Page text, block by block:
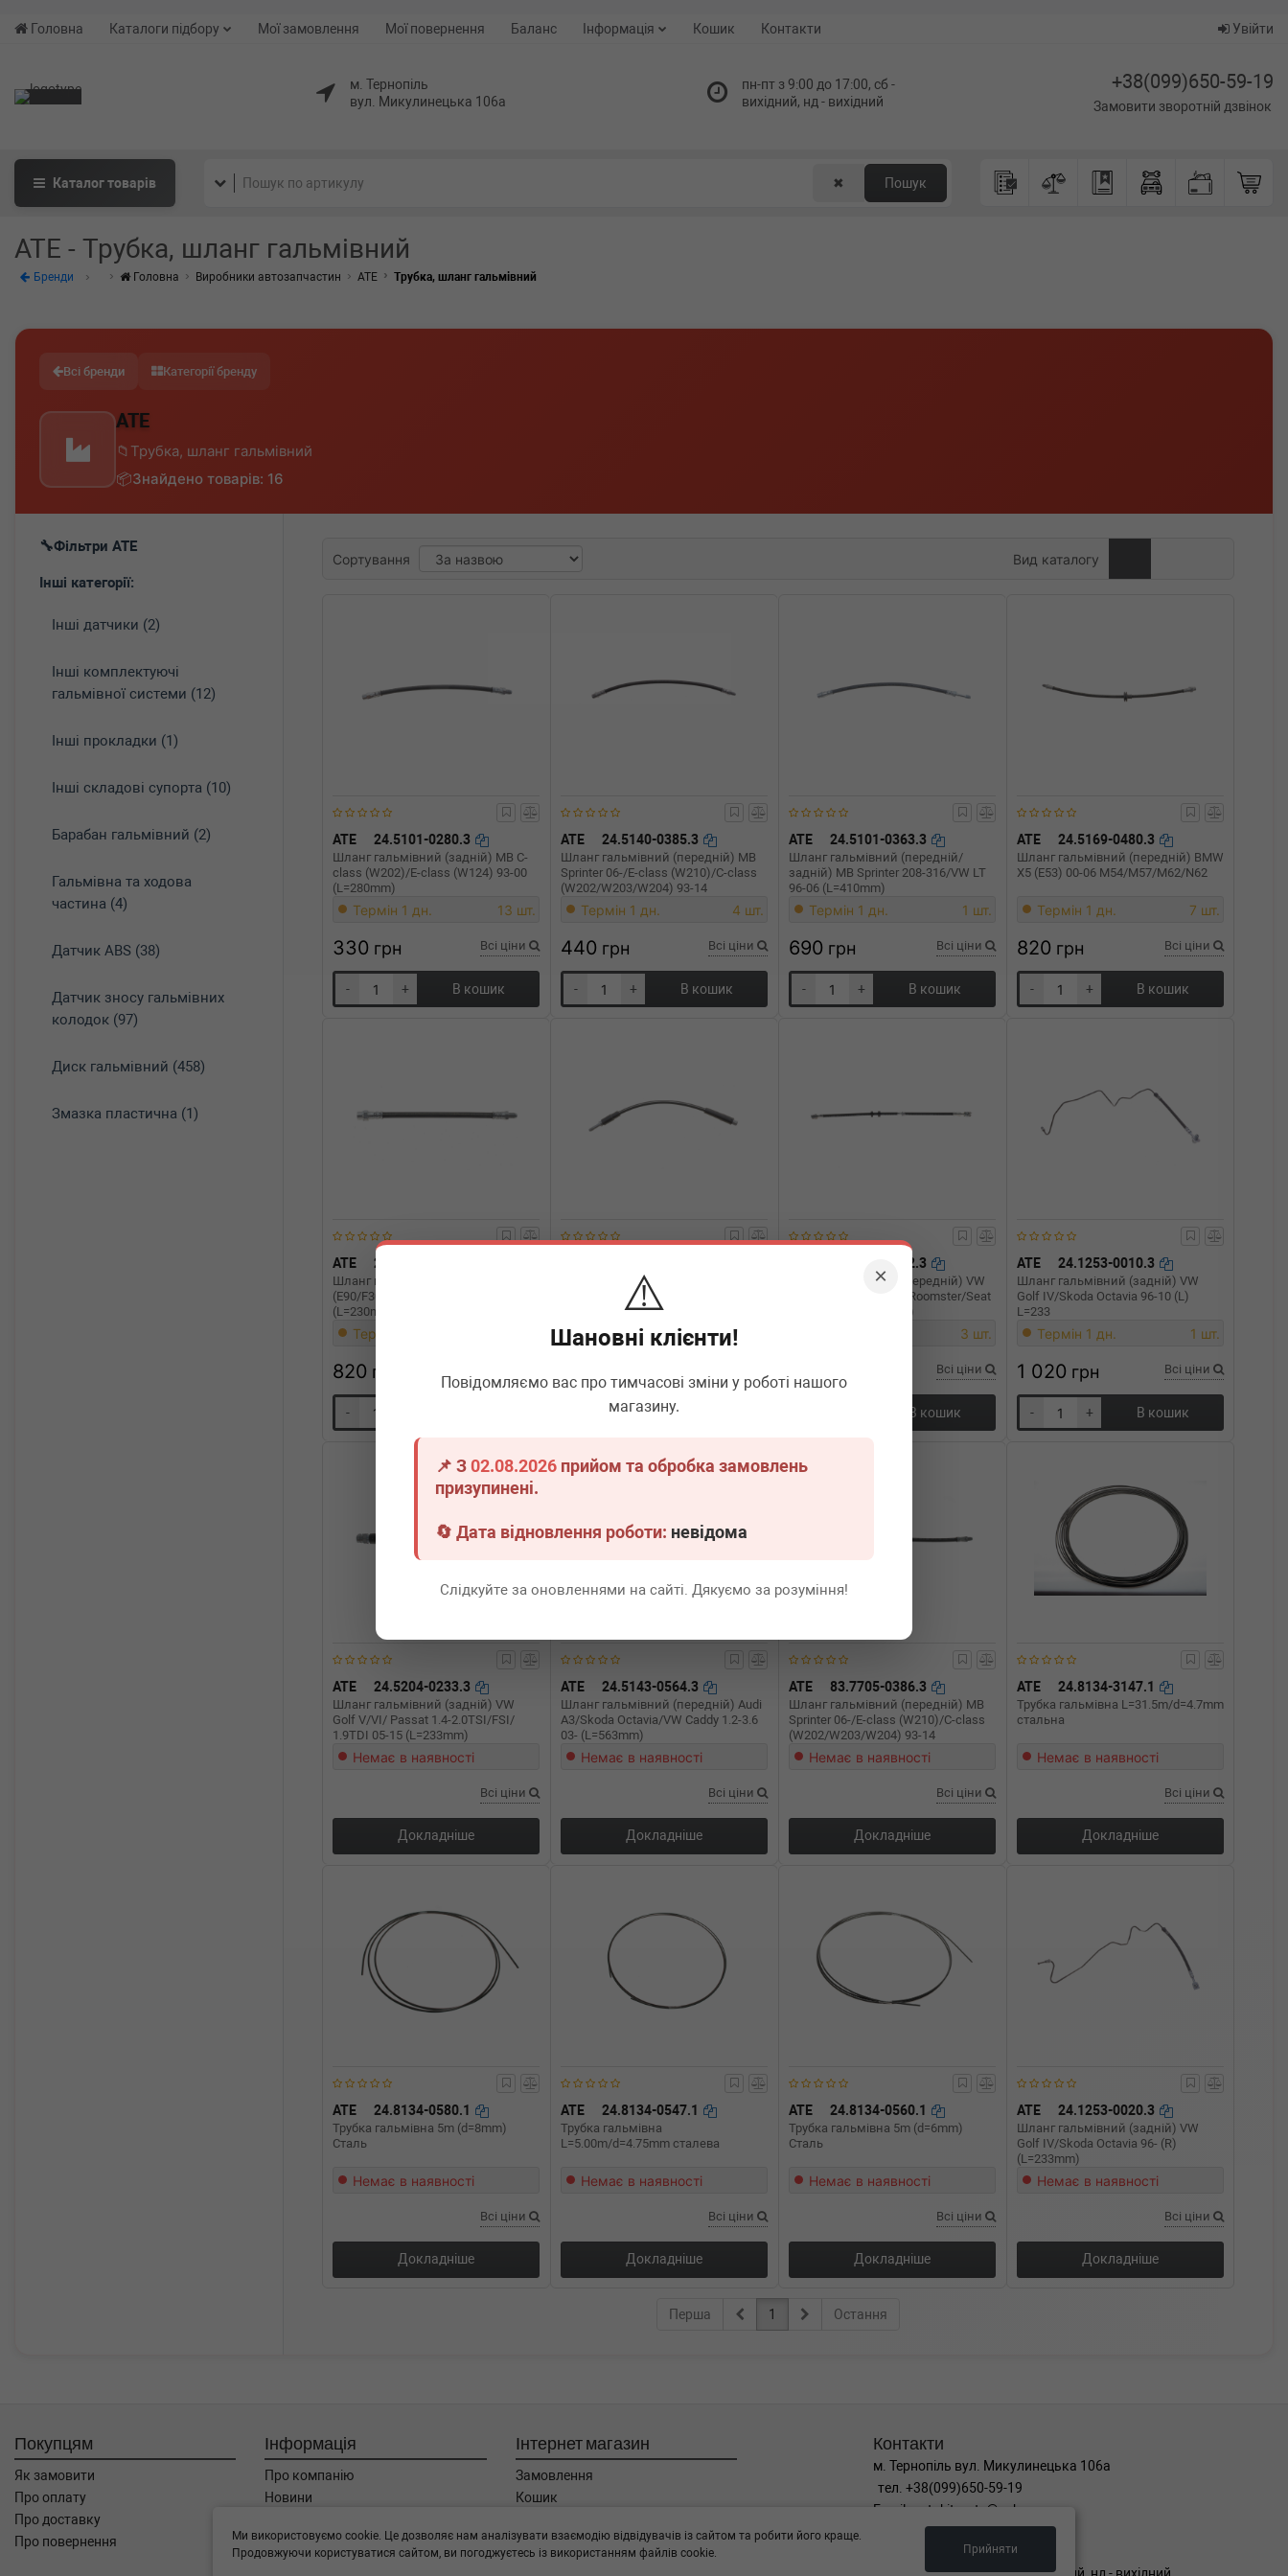
×
⚠️
Шановні клієнти!
Повідомляємо вас про тимчасові зміни у роботі нашого
магазину.
📌 З02.08.2026 прийом та обробка замовлень
призупинені.
🔄 Дата відновлення роботи: невідома
Слідкуйте за оновленнями на сайті. Дякуємо за розуміння!
Головна Каталоги підбору Мої замовлення Мої повернення Баланс Інформація Кошик Контакти Увійти
м. Тернопіль
вул. Микулинецька 106а
пн-пт з 9:00 до 17:00, сб -
вихідний, нд - вихідний
+38(099)650-59-19
Замовити зворотній дзвінок
Каталогтоварів ✖ Пошук
ATE - Трубка, шланг гальмівний
Бренди Головна Виробники автозапчастин ATE Трубка, шланг гальмівний
Всі бренди Категорії бренду
ATE
Трубка, шланг гальмівний
Знайдено товарів: 16
Фільтри ATE
Інші категорії:
Інші датчики (2)
Інші комплектуючі
гальмівної системи (12)
Інші прокладки (1)
Інші складові супорта (10)
Барабан гальмівний (2)
Гальмівна та ходова
частина (4)
Датчик ABS (38)
Датчик зносу гальмівних
колодок (97)
Диск гальмівний (458)
Змазка пластична (1)
Сортування Вид каталогу
ATE 24.5101-0280.3
Шланг гальмівний (задній) MB C-
class (W202)/E-class (W124) 93-00
(L=280mm)
Термін 1 дн. 13 шт.
330 грн Всі ціни
- + В кошик
ATE 24.5140-0385.3
Шланг гальмівний (передній) MB
Sprinter 06-/E-class (W210)/C-class
(W202/W203/W204) 93-14
(L=385mm)
Термін 1 дн. 4 шт.
440 грн Всі ціни
- + В кошик
ATE 24.5101-0363.3
Шланг гальмівний (передній/
задній) MB Sprinter 208-316/VW LT
96-06 (L=410mm)
Термін 1 дн. 1 шт.
690 грн Всі ціни
- + В кошик
ATE 24.5169-0480.3
Шланг гальмівний (передній) BMW
X5 (E53) 00-06 M54/M57/M62/N62
Термін 1 дн. 7 шт.
820 грн Всі ціни
- + В кошик
ATE 24.5125-0230.3
Шланг гальмівний (задній) BMW 3
(E90/F30/F80)/X1 (E84) 04-19
(L=230mm)
Термін 1 дн.
820 грн
-
Шланг гальмівний (задній) MB A-
class (W176)/B-class (W246/W242)
Термін 1 дн. 1 шт.
+
83.6247-0522.3
Шланг гальмівний (передній) VW
Polo/Skoda Fabia I/II/Roomster/Seat
Ibiza 99-15 (L=522mm)
3 шт.
Всі ціни
В кошик
ATE 24.1253-0010.3
Шланг гальмівний (задній) VW
Golf IV/Skoda Octavia 96-10 (L)
L=233
Термін 1 дн. 1 шт.
1 020 грн Всі ціни
- + В кошик
ATE 24.5204-0233.3
Шланг гальмівний (задній) VW
Golf V/VI/ Passat 1.4-2.0TSI/FSI/
1.9TDI 05-15 (L=233mm)
Немає в наявності
Всі ціни
Докладніше
ATE 24.5143-0564.3
Шланг гальмівний (передній) Audi
A3/Skoda Octavia/VW Caddy 1.2-3.6
03- (L=563mm)
Немає в наявності
Всі ціни
Докладніше
ATE 83.7705-0386.3
Шланг гальмівний (передній) MB
Sprinter 06-/E-class (W210)/C-class
(W202/W203/W204) 93-14
(L=385mm)
Немає в наявності
Всі ціни
Докладніше
ATE 24.8134-3147.1
Трубка гальмівна L=31.5m/d=4.7mm
стальна
Немає в наявності
Всі ціни
Докладніше
ATE 24.8134-0580.1
Трубка гальмівна 5m (d=8mm)
Сталь
Немає в наявності
Всі ціни
Докладніше
ATE 24.8134-0547.1
Трубка гальмівна
L=5.00m/d=4.75mm сталева
Немає в наявності
Всі ціни
Докладніше
ATE 24.8134-0560.1
Трубка гальмівна 5m (d=6mm)
Сталь
Немає в наявності
Всі ціни
Докладніше
ATE 24.1253-0020.3
Шланг гальмівний (задній) VW
Golf IV/Skoda Octavia 96- (R)
(L=233mm)
Немає в наявності
Всі ціни
Докладніше
Перша 1 Остання
Покупцям
Як замовити
Про оплату
Про доставку
Про повернення
Інформація
Про компанію
Новини
Угода користувача
Контакти
Інтернет магазин
Замовлення
Кошик
Каталог товарів
Контакти
м. Тернопіль вул. Микулинецька 106а
тел. +38(099)650-59-19
Email. autokitparts@yahoo.com
Графік роботи
Ми використовуємо cookie. Це дозволяє нам аналізувати взаємодію відвідувачів із сайтом та робити його краще.
Продовжуючи користуватися сайтом, ви погоджуєтесь із використанням файлів cookie.
Прийняти